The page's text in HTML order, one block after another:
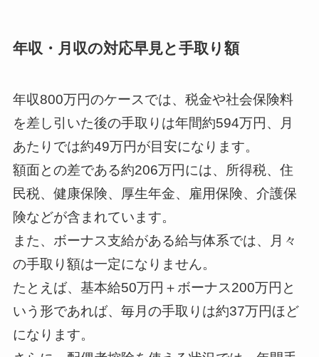
年収・月収の対応早見と手取り額
年収800万円のケースでは、税金や社会保険料
を差し引いた後の手取りは年間約594万円、月
あたりでは約49万円が目安になります。
額面との差である約206万円には、所得税、住
民税、健康保険、厚生年金、雇用保険、介護保
険などが含まれています。
また、ボーナス支給がある給与体系では、月々
の手取り額は一定になりません。
たとえば、基本給50万円＋ボーナス200万円と
いう形であれば、毎月の手取りは約37万円ほど
になります。